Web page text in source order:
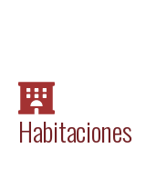
Habitaciones